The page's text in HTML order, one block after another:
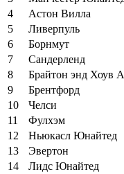
4
Астон Вилла
5
Ливерпуль
6
Борнмут
7
Сандерленд
8
Брайтон энд Хоув
9
Брентфорд
10
Челси
11
Фулхэм
12
Ньюкасл Юнайтед
13
Эвертон
14
Лидс Юнайтед